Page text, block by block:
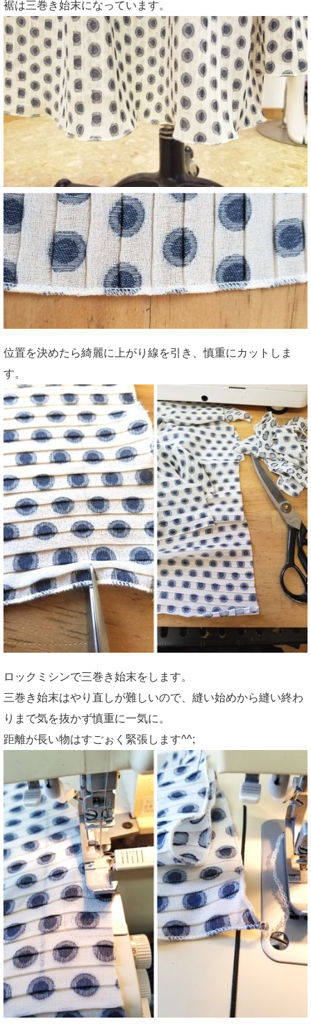
裾は三巻き始末になっています。
位置を決めたら綺麗に上がり線を引き、慎重にカットしま
す。
ロックミシンで三巻き始末をします。
三巻き始末はやり直しが難しいので、縫い始めから縫い終わ
りまで気を抜かず慎重に一気に。
距離が長い物はすごぉく緊張します^^;